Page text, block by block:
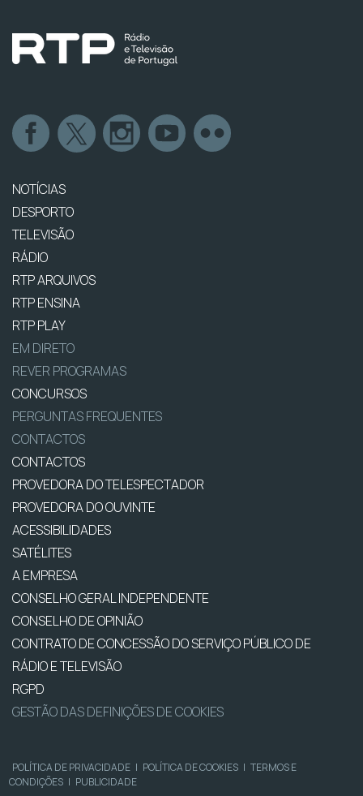
NOTÍCIAS
DESPORTO
TELEVISÃO
RÁDIO
RTP ARQUIVOS
RTP ENSINA
RTP PLAY
EM DIRETO
REVER PROGRAMAS
CONCURSOS
PERGUNTAS FREQUENTES
CONTACTOS
CONTACTOS
PROVEDORA DO TELESPECTADOR
PROVEDORA DO OUVINTE
ACESSIBILIDADES
SATÉLITES
A EMPRESA
CONSELHO GERAL INDEPENDENTE
CONSELHO DE OPINIÃO
CONTRATO DE CONCESSÃO DO SERVIÇO PÚBLICO DE
RÁDIO E TELEVISÃO
RGPD
GESTÃO DAS DEFINIÇÕES DE COOKIES
POLÍTICA DE PRIVACIDADE | POLÍTICA DE COOKIES | TERMOS E
CONDIÇÕES | PUBLICIDADE